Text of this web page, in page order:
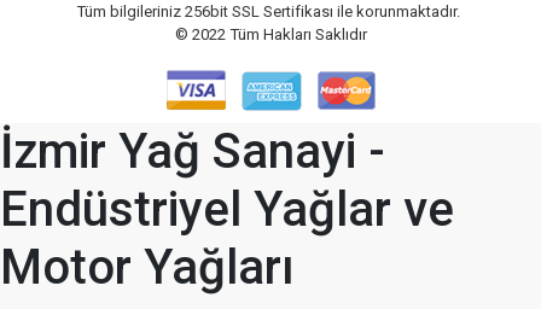
Tüm bilgileriniz 256bit SSL Sertifikası ile korunmaktadır.
© 2022 Tüm Hakları Saklıdır
İzmir Yağ Sanayi -
Endüstriyel Yağlar ve
Motor Yağları